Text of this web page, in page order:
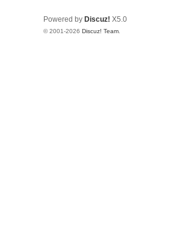
Powered by Discuz! X5.0
© 2001-2026 Discuz! Team